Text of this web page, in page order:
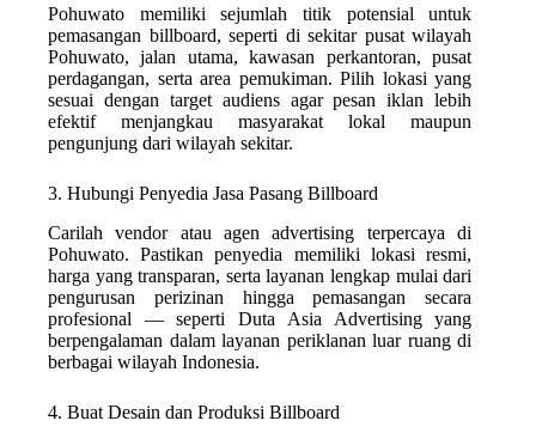
Pohuwato memiliki sejumlah titik potensial untuk
pemasangan billboard, seperti di sekitar pusat wilayah
Pohuwato, jalan utama, kawasan perkantoran, pusat
perdagangan, serta area pemukiman. Pilih lokasi yang
sesuai dengan target audiens agar pesan iklan lebih
efektif menjangkau masyarakat lokal maupun
pengunjung dari wilayah sekitar.
3. Hubungi Penyedia Jasa Pasang Billboard
Carilah vendor atau agen advertising terpercaya di
Pohuwato. Pastikan penyedia memiliki lokasi resmi,
harga yang transparan, serta layanan lengkap mulai dari
pengurusan perizinan hingga pemasangan secara
profesional — seperti Duta Asia Advertising yang
berpengalaman dalam layanan periklanan luar ruang di
berbagai wilayah Indonesia.
4. Buat Desain dan Produksi Billboard